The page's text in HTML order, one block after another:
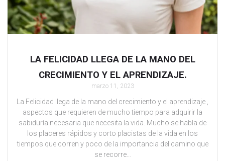
LA FELICIDAD LLEGA DE LA MANO DEL
CRECIMIENTO Y EL APRENDIZAJE.
marzo 11, 2023
La Felicidad llega de la mano del crecimiento y el aprendizaje ,
aspectos que requieren de mucho tiempo para adquirir la
sabiduría necesaria que necesita la vida. Mucho se habla de
los placeres rápidos y corto placistas de la vida en los
tiempos que corren y poco de la importancia del camino que
se recorre…